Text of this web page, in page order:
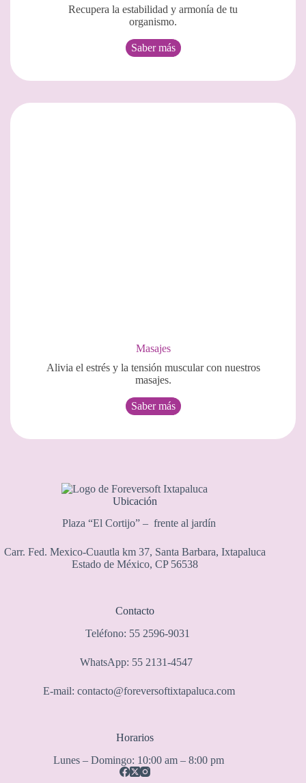
Recupera la estabilidad y armonía de tu
organismo.
Saber más
Masajes
Alivia el estrés y la tensión muscular con nuestros
masajes.
Saber más
Ubicación
Plaza “El Cortijo” – frente al jardín
Carr. Fed. Mexico-Cuautla km 37, Santa Barbara, Ixtapaluca
Estado de México, CP 56538
Contacto
Teléfono: 55 2596-9031
WhatsApp: 55 2131-4547
E-mail: contacto@foreversoftixtapaluca.com
Horarios
Lunes – Domingo: 10:00 am – 8:00 pm